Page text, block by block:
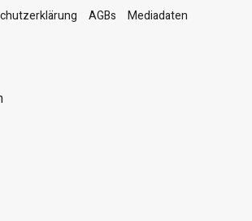
AGBs Mediadaten